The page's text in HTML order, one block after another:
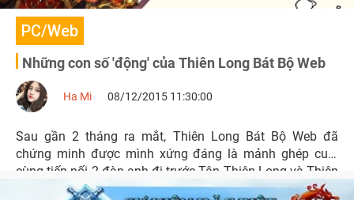
PC/Web
Những con số 'động' của Thiên Long Bát Bộ Web
Ha Mi 08/12/2015 11:30:00
Sau gần 2 tháng ra mắt, Thiên Long Bát Bộ Web đã
chứng minh được mình xứng đáng là mảnh ghép cuối
cùng tiếp nối 2 đàn anh đi trước Tân Thiên Long và Thiên
Long Bát Bộ 3D Mobile.